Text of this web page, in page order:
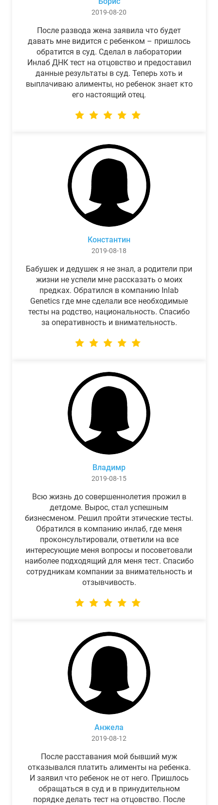
2019-08-20
После развода жена заявила что будет
давать мне видится с ребенком – пришлось
обратится в суд. Сделал в лаборатории
Инлаб ДНК тест на отцовство и предоставил
данные результаты в суд. Теперь хоть и
выплачиваю алименты, но ребенок знает кто
его настоящий отец.
Константин
2019-08-18
Бабушек и дедушек я не знал, а родители при
жизни не успели мне рассказать о моих
предках. Обратился в компанию Inlab
Genetics где мне сделали все необходимые
тесты на родство, национальность. Спасибо
за оперативность и внимательность.
Владимр
2019-08-15
Всю жизнь до совершеннолетия прожил в
детдоме. Вырос, стал успешным
бизнесменом. Решил пройти этические тесты.
Обратился в компанию инлаб, где меня
проконсультировали, ответили на все
интересующие меня вопросы и посоветовали
наиболее подходящий для меня тест. Спасибо
сотрудникам компании за внимательность и
отзывчивость.
Анжела
2019-08-12
После расставания мой бывший муж
отказывался платить алименты на ребенка.
И заявил что ребенок не от него. Пришлось
обращаться в суд и в принудительном
порядке делать тест на отцовство. После